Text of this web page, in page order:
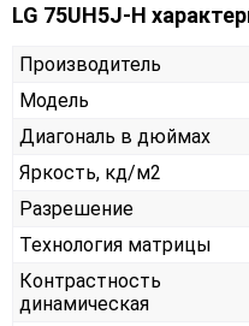
LG 75UH5J-H
Производитель
Модель
Диагональ в дюймах
Яркость, кд/м2
Разрешение
Технология матрицы
Контрастность
динамическая